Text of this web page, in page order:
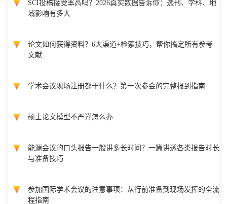
SCI投稿接受率高吗？2026真实数据告诉你：选刊、学科、地
域影响有多大
论文如何获得资料？6大渠道+检索技巧，帮你搞定所有参考
文献
学术会议现场注册都干什么？第一次参会的完整报到指南
硕士论文模型不严谨怎么办
能源会议的口头报告一般讲多长时间？一篇讲透各类报告时长
与准备技巧
参加国际学术会议的注意事项：从行前准备到现场发挥的全流
程指南